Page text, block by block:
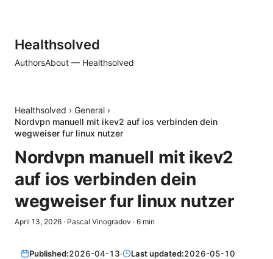
Healthsolved
AuthorsAbout — Healthsolved
Healthsolved › General ›
Nordvpn manuell mit ikev2 auf ios verbinden dein
wegweiser fur linux nutzer
Nordvpn manuell mit ikev2
auf ios verbinden dein
wegweiser fur linux nutzer
April 13, 2026 · Pascal Vinogradov · 6 min
Published:2026-04-13· Last updated:2026-05-10